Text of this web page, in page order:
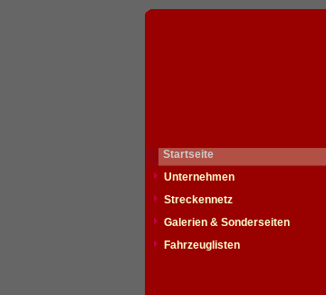
Startseite
Unternehmen
Streckennetz
Galerien & Sonderseiten
Fahrzeuglisten